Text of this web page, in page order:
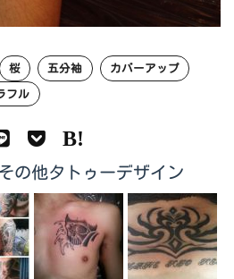
桜 五分袖
カバーアップ
フル
の他タトゥーデザイン